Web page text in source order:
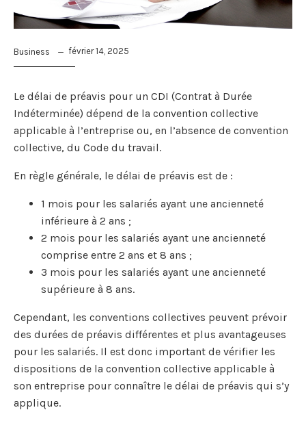
Business février 14, 2025
Le délai de préavis pour un CDI (Contrat à Durée
Indéterminée) dépend de la convention collective
applicable à l’entreprise ou, en l’absence de convention
collective, du Code du travail.
En règle générale, le délai de préavis est de :
1 mois pour les salariés ayant une ancienneté
inférieure à 2 ans ;
2 mois pour les salariés ayant une ancienneté
comprise entre 2 ans et 8 ans ;
3 mois pour les salariés ayant une ancienneté
supérieure à 8 ans.
Cependant, les conventions collectives peuvent prévoir
des durées de préavis différentes et plus avantageuses
pour les salariés. Il est donc important de vérifier les
dispositions de la convention collective applicable à
son entreprise pour connaître le délai de préavis qui s’y
applique.